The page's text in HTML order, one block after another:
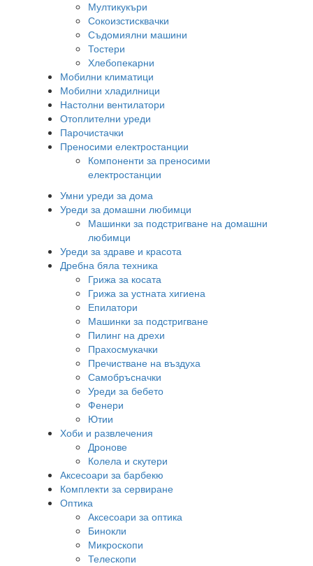
Мултикукъри
Сокоизстисквачки
Съдомиялни машини
Тостери
Хлебопекарни
Мобилни климатици
Мобилни хладилници
Настолни вентилатори
Отоплителни уреди
Парочистачки
Преносими електростанции
Компоненти за преносими
електростанции
Умни уреди за дома
Уреди за домашни любимци
Машинки за подстригване на домашни
любимци
Уреди за здраве и красота
Дребна бяла техника
Грижа за косата
Грижа за устната хигиена
Епилатори
Машинки за подстригване
Пилинг на дрехи
Прахосмукачки
Пречистване на въздуха
Самобръсначки
Уреди за бебето
Фенери
Ютии
Хоби и развлечения
Дронове
Колела и скутери
Аксесоари за барбекю
Комплекти за сервиране
Оптика
Аксесоари за оптика
Бинокли
Микроскопи
Телескопи